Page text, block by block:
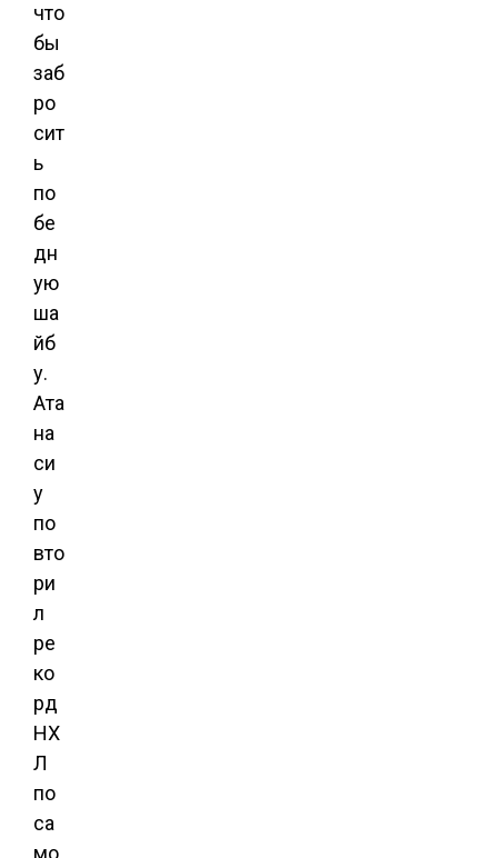
что
бы
заб
ро
сит
ь
по
бе
дн
ую
ша
йб
у.
Ата
на
си
у
по
вто
ри
л
ре
ко
рд
НХ
Л
по
са
мо